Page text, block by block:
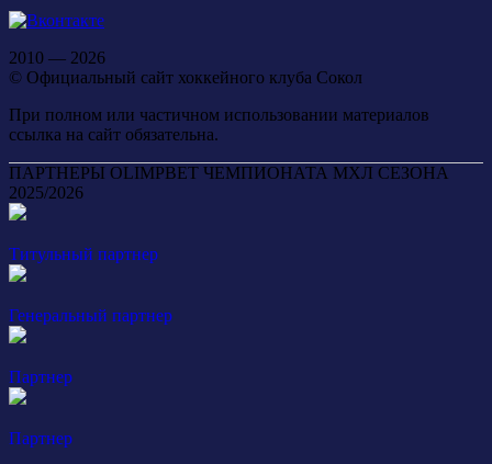
2010 — 2026
© Официальный сайт хоккейного клуба Сокол
При полном или частичном использовании материалов
ссылка на сайт обязательна.
ПАРТНЕРЫ OLIMPBET ЧЕМПИОНАТА МХЛ СЕЗОНА
2025/2026
Титульный партнер
Генеральный партнер
Партнер
Партнер